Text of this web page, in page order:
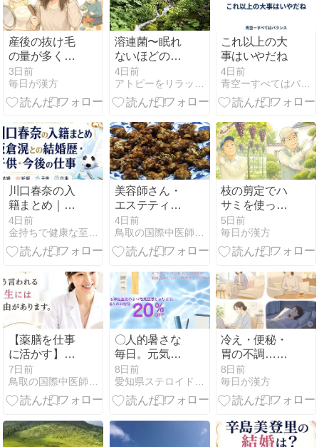
産後の抜け毛
の量が多くて
気になります
3日前
毎日が漢方
溶連菌〜眠れ
ないほどの歯
の痛み、鼻の
腫れ
4日前
これ以上の大
事はいやだね
4日前
青空ーすべてはバランス
川口春奈の入
籍まとめ｜板
倉滉との結婚
歴・子供・今
後の仕事
4日前
美容師さん・
エステティシ
ャンさん必見
気血水で読み
解く 黒髪と頭
髪・陰虚編
4日前
枝の剪定でハ
サミを使って
腕しびれ
5日前
毎日が漢方
【薬膳を仕事
に活かす】国
際中医薬膳師
資格取得のす
すめ あなたに
いわれる薬膳
師
7日前
〇人的暑さな
毎日。元気に
夏を乗り越え
ましょう。8
月はまつ毛美
8日前
冷え・便秘・
胃の不調…症
状が重なって
いませんか？
8日前
毎日が漢方